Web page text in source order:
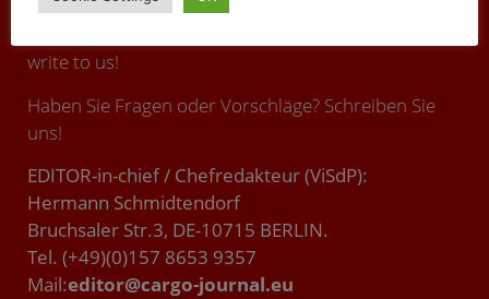
write to us!
Haben Sie Fragen oder Vorschläge? Schreiben Sie
uns!
EDITOR-in-chief / Chefredakteur (ViSdP):
Hermann Schmidtendorf
Bruchsaler Str.3, DE-10715 BERLIN.
Tel. (+49)(0)157 8653 9357
Mail:editor@cargo-journal.eu